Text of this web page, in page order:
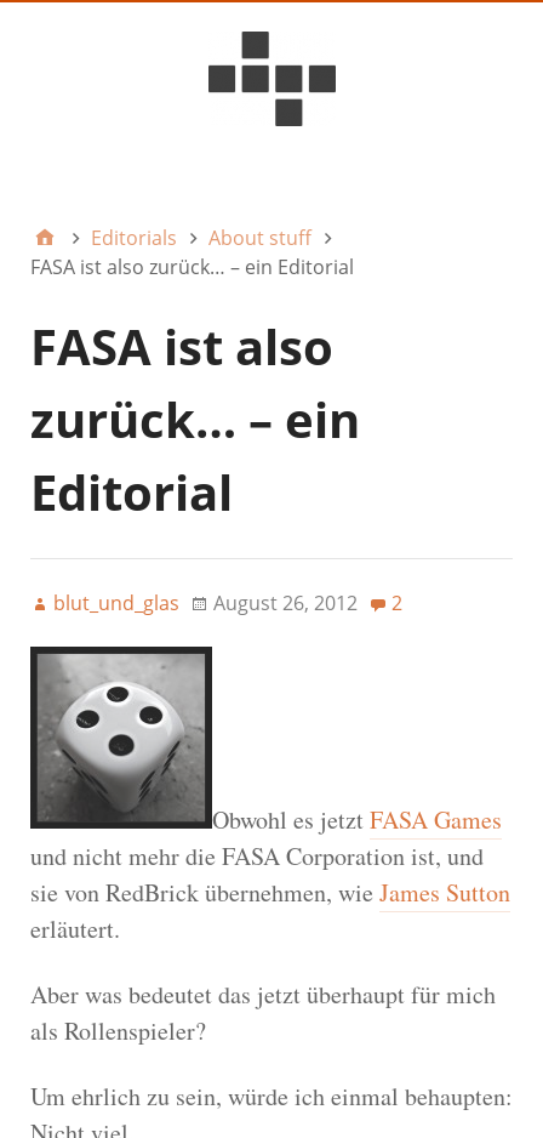
Editorials
About stuff
FASA ist also zurück… – ein Editorial
FASA ist also
zurück… – ein
Editorial
blut_und_glas August 26, 2012 2
Obwohl es jetztFASA Games
und nicht mehr die FASA Corporation ist, und
sie von RedBrick übernehmen, wie James Sutton
erläutert.
Aber was bedeutet das jetzt überhaupt für mich
als Rollenspieler?
Um ehrlich zu sein, würde ich einmal behaupten: